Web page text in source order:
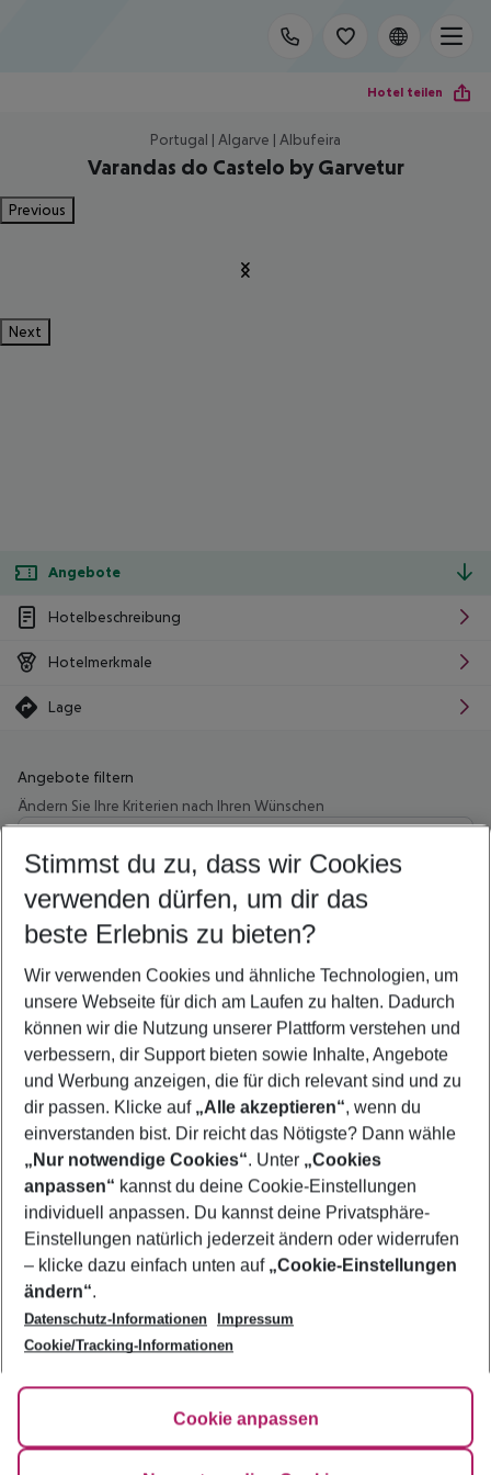
Hotel teilen
Portugal | Algarve | Albufeira
Varandas do Castelo by Garvetur
Previous
Next
Angebote
Hotelbeschreibung
Hotelmerkmale
Lage
Angebote filtern
Ändern Sie Ihre Kriterien nach Ihren Wünschen
Wähle deinen Abflughafen
Beliebiger Abflughafen
Wähle deinen Reisezeitraum
5-8 Nächte
2 Erwachsene Keine Kinder
Mehr Filter anzeigen
Footer
Footer navigation
Über uns
AGB
Bestpreisgarantie
Cookie-Einstellungen ändern
Cookie-Richtlinie
Impressum
Agenturbetreuung
Barrierefreies Reisen
FAQ
HanseMerkur Reiseversicherung
Hilfe & Kontakt
Folge uns
Stimmst du zu, dass wir Cookies
verwenden dürfen, um dir das
beste Erlebnis zu bieten?
Wir verwenden Cookies und ähnliche Technologien, um
unsere Webseite für dich am Laufen zu halten. Dadurch
können wir die Nutzung unserer Plattform verstehen und
verbessern, dir Support bieten sowie Inhalte, Angebote
und Werbung anzeigen, die für dich relevant sind und zu
dir passen. Klicke auf „Alle akzeptieren“, wenn du
einverstanden bist. Dir reicht das Nötigste? Dann wähle
„Nur notwendige Cookies“. Unter „Cookies
anpassen“ kannst du deine Cookie-Einstellungen
individuell anpassen. Du kannst deine Privatsphäre-
Einstellungen natürlich jederzeit ändern oder widerrufen
– klicke dazu einfach unten auf „Cookie-Einstellungen
ändern“.
Datenschutz-Informationen
Impressum
Cookie/Tracking-Informationen
Cookie anpassen